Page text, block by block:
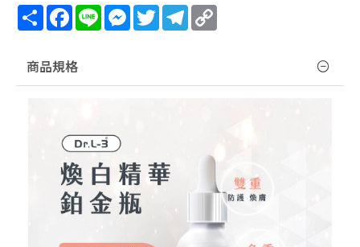
ShareFacebook
LineMessenger
TwitterTelegram
商品規格